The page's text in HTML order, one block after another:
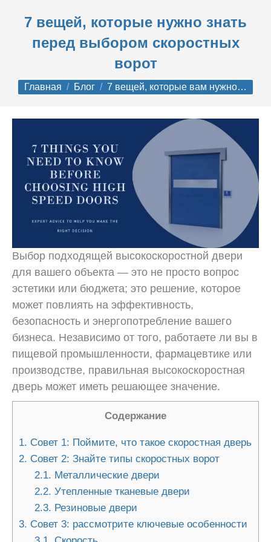
7 вещей, которые нужно знать
перед выбором скоростных
ворот
Вы здесь:
Главная Блог 7 вещей, которые вам нужно…
Выбор подходящей высокоскоростной двери
для вашего объекта — это не просто вопрос
эстетики или бюджета; это решение, которое
может повлиять на эффективность,
безопасность и энергопотребление вашего
бизнеса. Независимо от того, работаете ли вы в
пищевой промышленности, фармацевтике или
производстве, правильная высокоскоростная
дверь может иметь решающее значение.
Содержание
1. Совет 1: Поймите, что такое скоростная дверь
2. Совет 2: Знайте типы скоростных ворот
2.1. Металлические двери
2.2. Утепленные тканевые двери
2.3. Резиновые двери
3. Совет 3: рассмотрите ключевые особенности